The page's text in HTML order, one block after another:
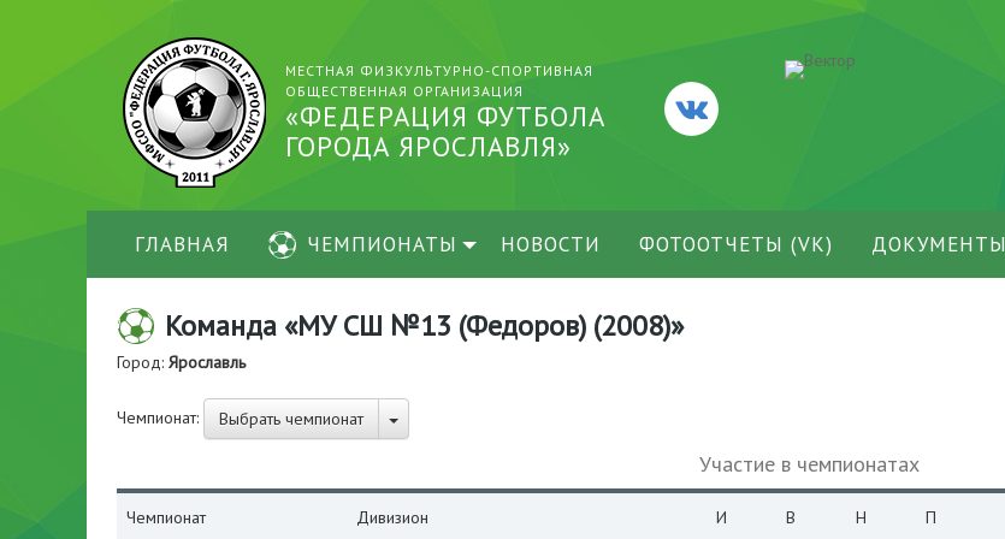
МЕСТНАЯ ФИЗКУЛЬТУРНО-СПОРТИВНАЯ
ОБЩЕСТВЕННАЯ ОРГАНИЗАЦИЯ
«ФЕДЕРАЦИЯ ФУТБОЛА
ГОРОДА ЯРОСЛАВЛЯ»
ГЛАВНАЯ ЧЕМПИОНАТЫ НОВОСТИ ФОТООТЧЕТЫ (VK) ДОКУМЕНТЫ
Команда «МУ СШ №13 (Федоров) (2008)»
Город: Ярославль
Чемпионат: Выбрать чемпионат
Участие в чемпионатах
Чемпионат Дивизион И В Н П